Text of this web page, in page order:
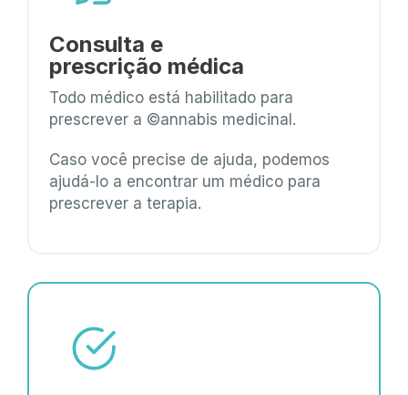
Consulta e
prescrição médica
Todo médico está habilitado para
prescrever a ©annabis medicinal.
Caso você precise de ajuda, podemos
ajudá-lo a encontrar um médico para
prescrever a terapia.